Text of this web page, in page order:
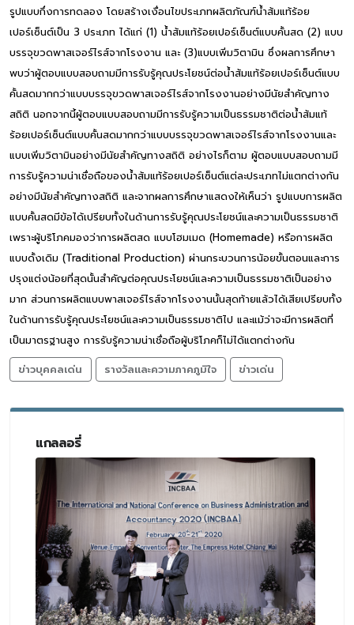
รูปแบบกึ่งการทดลอง โดยสร้างเงื่อนไขประเภทผลิตภัณฑ์น้ำส้มแท้ร้อย
เปอร์เซ็นต์เป็น 3 ประเภท ได้แก่ (1) น้ำส้มแท้ร้อยเปอร์เซ็นต์แบบคั้นสด (2) แบบ
บรรจุขวดพาสเจอร์ไรส์จากโรงงาน และ (3)แบบเพิ่มวิตามิน ซึ่งผลการศึกษา
พบว่าผู้ตอบแบบสอบถามมีการรับรู้คุณประโยชน์ต่อน้ำส้มแท้ร้อยเปอร์เซ็นต์แบบ
คั้นสดมากกว่าแบบบรรจุขวดพาสเจอร์ไรส์จากโรงงานอย่างมีนัยสำคัญทาง
สถิติ นอกจากนี้ผู้ตอบแบบสอบถามมีการรับรู้ความเป็นธรรมชาติต่อน้ำส้มแท้
ร้อยเปอร์เซ็นต์แบบคั้นสดมากกว่าแบบบรรจุขวดพาสเจอร์ไรส์จากโรงงานและ
แบบเพิ่มวิตามินอย่างมีนัยสำคัญทางสถิติ อย่างไรก็ตาม ผู้ตอบแบบสอบถามมี
การรับรู้ความน่าเชื่อถือของน้ำส้มแท้ร้อยเปอร์เซ็นต์แต่ละประเภทไม่แตกต่างกัน
อย่างมีนัยสำคัญทางสถิติ และจากผลการศึกษาแสดงให้เห็นว่า รูปแบบการผลิต
แบบคั้นสดมีข้อได้เปรียบทั้งในด้านการรับรู้คุณประโยชน์และความเป็นธรรมชาติ
เพราะผู้บริโภคมองว่าการผลิตสด แบบโฮมเมด (Homemade) หรือการผลิต
แบบดั้งเดิม (Traditional Production) ผ่านกระบวนการน้อยขั้นตอนและการ
ปรุงแต่งน้อยที่สุดนั้นสำคัญต่อคุณประโยชน์และความเป็นธรรมชาติเป็นอย่าง
มาก ส่วนการผลิตแบบพาสเจอร์ไรส์จากโรงงานนั้นสุดท้ายแล้วได้เสียเปรียบทั้ง
ในด้านการรับรู้คุณประโยชน์และความเป็นธรรมชาติไป และแม้ว่าจะมีการผลิตที่
เป็นมาตรฐานสูง การรับรู้ความน่าเชื่อถือผู้บริโภคก็ไม่ได้แตกต่างกัน
ข่าวบุคคลเด่น
รางวัลและความภาคภูมิใจ ข่าวเด่น
แกลลอรี่